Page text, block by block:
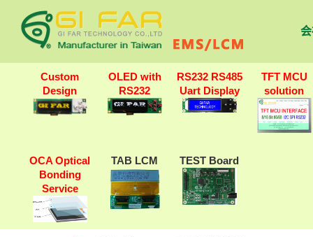
Custom
Design
OLED with
RS232
RS232 RS485
Uart Display
TFT MCU
solution
OCA Optical
Bonding
Service
TAB LCM TEST Board